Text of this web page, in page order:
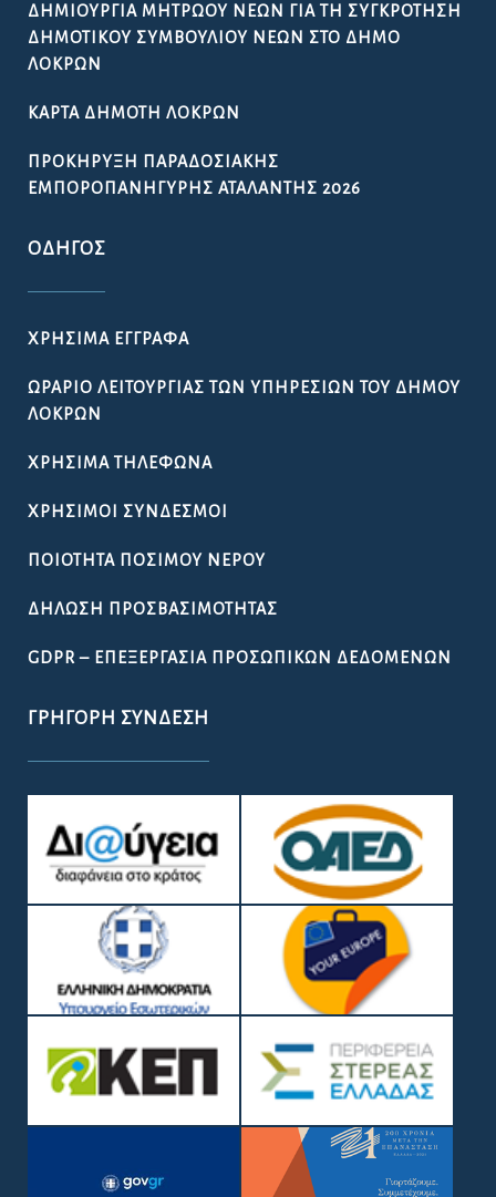
ΔΗΜΙΟΥΡΓΊΑ ΜΗΤΡΏΟΥ ΝΈΩΝ ΓΙΑ ΤΗ ΣΥΓΚΡΌΤΗΣΗ
ΔΗΜΟΤΙΚΟΎ ΣΥΜΒΟΥΛΊΟΥ ΝΈΩΝ ΣΤΟ ΔΉΜΟ
ΛΟΚΡΏΝ
ΚΆΡΤΑ ΔΗΜΌΤΗ ΛΟΚΡΏΝ
ΠΡΟΚΉΡΥΞΗ ΠΑΡΑΔΟΣΙΑΚΉΣ
ΕΜΠΟΡΟΠΑΝΉΓΥΡΗΣ ΑΤΑΛΆΝΤΗΣ 2026
ΟΔΗΓΌΣ
ΧΡΉΣΙΜΑ ΈΓΓΡΑΦΑ
ΩΡΆΡΙΟ ΛΕΙΤΟΥΡΓΊΑΣ ΤΩΝ ΥΠΗΡΕΣΙΏΝ ΤΟΥ ΔΉΜΟΥ
ΛΟΚΡΏΝ
ΧΡΉΣΙΜΑ ΤΗΛΈΦΩΝΑ
ΧΡΉΣΙΜΟΙ ΣΎΝΔΕΣΜΟΙ
ΠΟΙΌΤΗΤΑ ΠΌΣΙΜΟΥ ΝΕΡΟΎ
ΔΉΛΩΣΗ ΠΡΟΣΒΑΣΙΜΌΤΗΤΑΣ
GDPR – ΕΠΕΞΕΡΓΑΣΙΑ ΠΡΟΣΩΠΙΚΩΝ ΔΕΔΟΜΕΝΩΝ
ΓΡΉΓΟΡΗ ΣΎΝΔΕΣΗ